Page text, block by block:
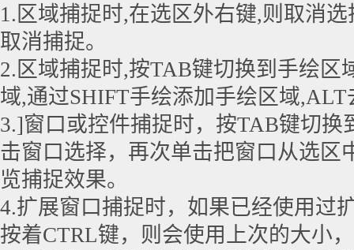
1.区域捕捉时,在选区外右键,则取消
取消捕捉。
2.区域捕捉时,按TAB键切换到手绘区
域,通过SHIFT手绘添加手绘区域
3.]窗口或控件捕捉时，按TAB键切换
击窗口选择，再次单击把窗口从选区
览捕捉效果。
4.扩展窗口捕捉时，如果已经使用过
按着CTRL键，则会使用上次的大小